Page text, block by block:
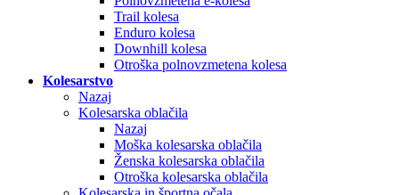
Trail kolesa
Enduro kolesa
Downhill kolesa
Otroška polnovzmetena kolesa
Kolesarstvo
Nazaj
Kolesarska oblačila
Nazaj
Moška kolesarska oblačila
Ženska kolesarska oblačila
Otroška kolesarska oblačila